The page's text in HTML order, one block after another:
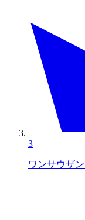
3
ワンサウザ